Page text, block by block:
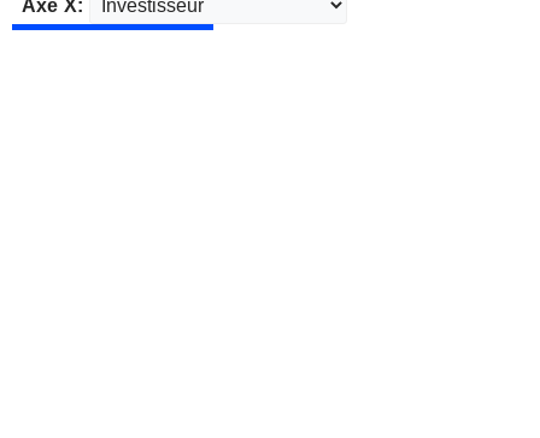
Axe X: